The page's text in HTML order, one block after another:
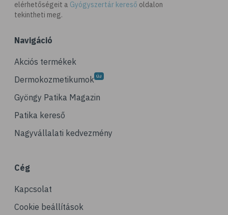
elérhetőségeit a Gyógyszertár kereső oldalon
tekintheti meg.
Navigáció
Akciós termékek
Dermokozmetikumok
Gyöngy Patika Magazin
Patika kereső
Nagyvállalati kedvezmény
Cég
Kapcsolat
Cookie beállítások